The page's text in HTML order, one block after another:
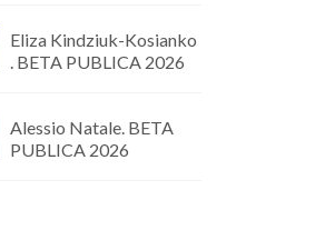
Eliza Kindziuk-Kosianko
. BETA PUBLICA 2026
Alessio Natale. BETA
PUBLICA 2026